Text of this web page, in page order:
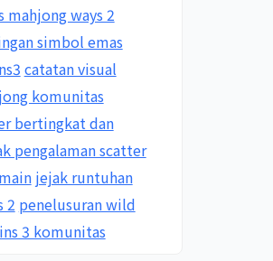
mahjong ways 2
simbol emas
catatan visual
komunitas
bertingkat dan
pengalaman scatter
jejak runtuhan
2 penelusuran wild
3 komunitas